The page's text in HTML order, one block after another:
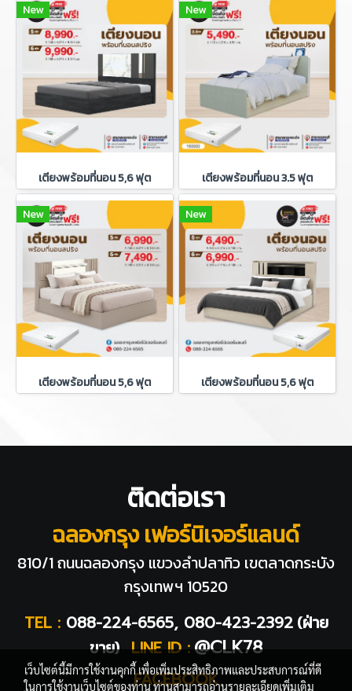
New
เตียงพร้อมที่นอน 5,6 ฟุต
New
เตียงพร้อมที่นอน 3.5 ฟุต
New
เตียงพร้อมที่นอน 5,6 ฟุต
New
เตียงพร้อมที่นอน 5,6 ฟุต
ติดต่อเรา
ฉลองกรุง เฟอร์นิเจอร์แลนด์
810/1 ถนนฉลองกรุง แขวงลำปลาทิว เขตลาดกระบัง
กรุงเทพฯ 10520
TEL : 088-224-6565, 080-423-2392 (ฝ่าย
ขาย) LINE ID : @CLK78
FACEBOOK
เว็บไซต์นี้มีการใช้งานคุกกี้ เพื่อเพิ่มประสิทธิภาพและประสบการณ์ที่ดี
ในการใช้งานเว็บไซต์ของท่าน ท่านสามารถอ่านรายละเอียดเพิ่มเติม